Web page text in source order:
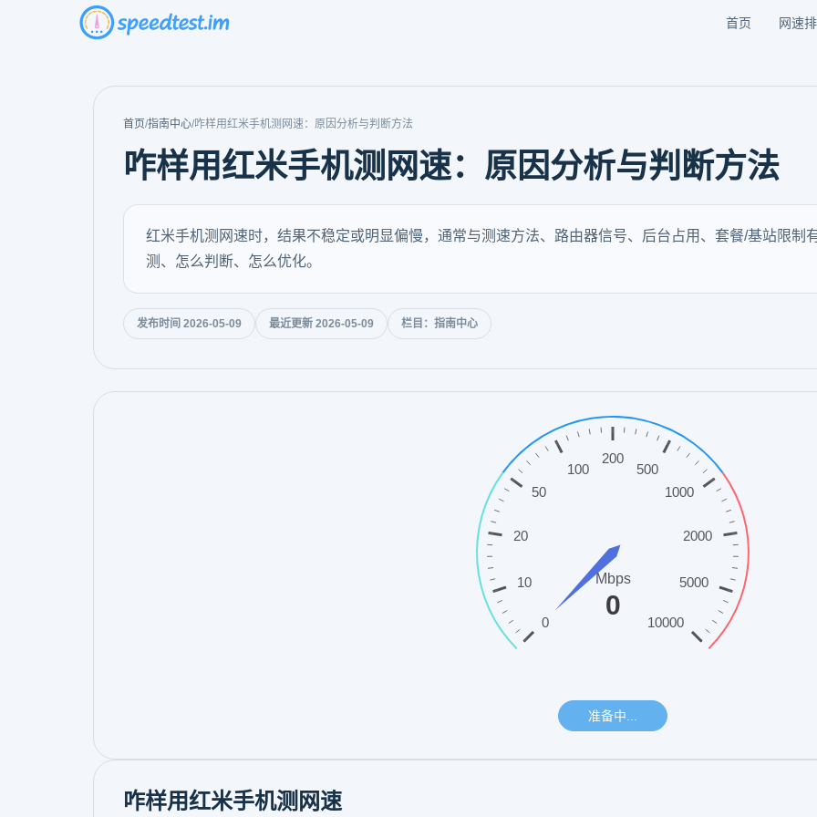
首页 网速
首页/指南中心/咋样用红米手机测网速：原因分析与判断方法
咋样用红米手机测网速：原因分析与判断方法
红米手机测网速时，结果不稳定或明显偏慢，通常与测速方法、路由器信号、后台占用、套餐/基站限制
测、怎么判断、怎么优化。
发布时间 2026-05-09 最近更新 2026-05-09 栏目：指南中心
咋样用红米手机测网速